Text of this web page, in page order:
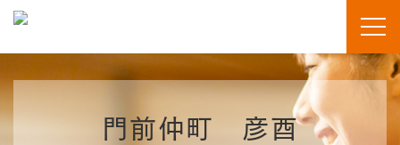
門前仲町 彦酉